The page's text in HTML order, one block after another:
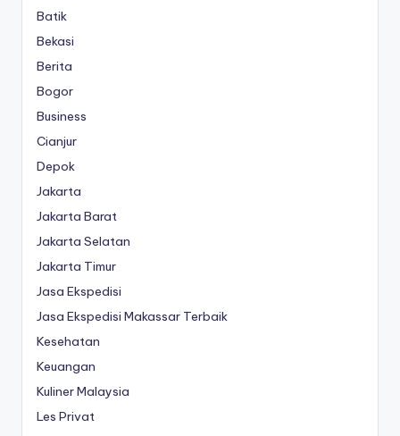
Batik
Bekasi
Berita
Bogor
Business
Cianjur
Depok
Jakarta
Jakarta Barat
Jakarta Selatan
Jakarta Timur
Jasa Ekspedisi
Jasa Ekspedisi Makassar Terbaik
Kesehatan
Keuangan
Kuliner Malaysia
Les Privat